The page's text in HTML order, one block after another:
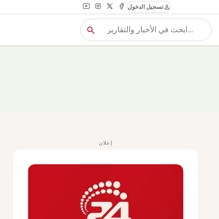
personتسجيل الدخول
بحث search
إعلان